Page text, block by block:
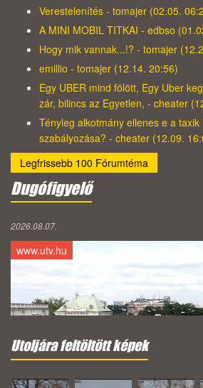
Verestelenítés - tomajer (02.05.
A MINI MOBIL TITKAI - edbso
Hogy mik vannak...!? - tomajer
emillio - tomajer (12.14. 20:56)
Egy UBER mind fölött, Egy Uber
zár, bilincs az Egyetlen, - cheater
Tényleg alkotmány ellenes e a
szabályozása? - cheater (12.09.
Legfrissebb 100 Fórumtéma
Dugófigyelő
2026.08.07.
www.utv.hu
Utoljára feltöltött képek